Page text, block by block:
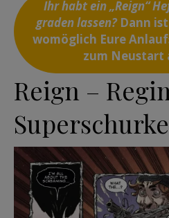
Ihr habt ein „Reign“
graden lassen?Dann ist
womöglich Eure
zum Neustart
Reign –